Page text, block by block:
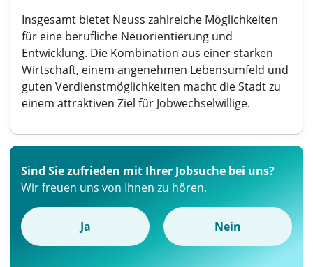
Insgesamt bietet Neuss zahlreiche Möglichkeiten
für eine berufliche Neuorientierung und
Entwicklung. Die Kombination aus einer starken
Wirtschaft, einem angenehmen Lebensumfeld und
guten Verdienstmöglichkeiten macht die Stadt zu
einem attraktiven Ziel für Jobwechselwillige.
Sind Sie zufrieden mit Ihrer Jobsuche bei uns?
Wir freuen uns von Ihnen zu hören.
Ja Nein